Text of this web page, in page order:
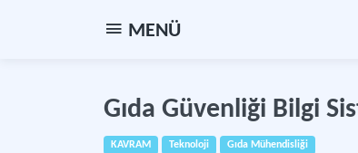
MENÜ
Gıda Güvenliği Bilgi
KAVRAM Teknoloji Gıda Mühendisliği